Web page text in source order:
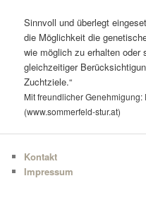
Sinnvoll und überlegt
die Möglichkeit die
wie möglich zu erhalten oder
gleichzeitiger
Zuchtziele.“
Mit freundlicher Genehmigung:
(www.sommerfeld-stur.at)
Kontakt
Impressum